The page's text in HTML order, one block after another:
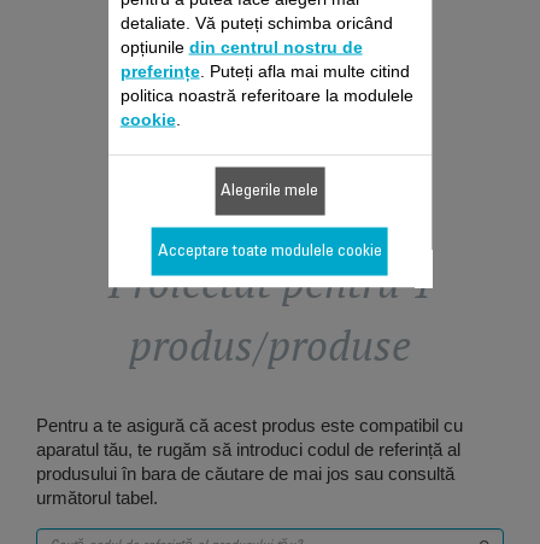
46,80 RON
Produs indisponibil, anunţă-mă când revine
Proiectat pentru 1
produs/produse
Pentru a te asigură că acest produs este compatibil cu
aparatul tău, te rugăm să introduci codul de referință al
produsului în bara de căutare de mai jos sau consultă
următorul tabel.
detaliate. Vă puteți schimba oricând
opțiunile din centrul nostru de
preferințe. Puteți afla mai multe citind
politica noastră referitoare la modulele
cookie.
Alegerile mele
Acceptare toate modulele cookie